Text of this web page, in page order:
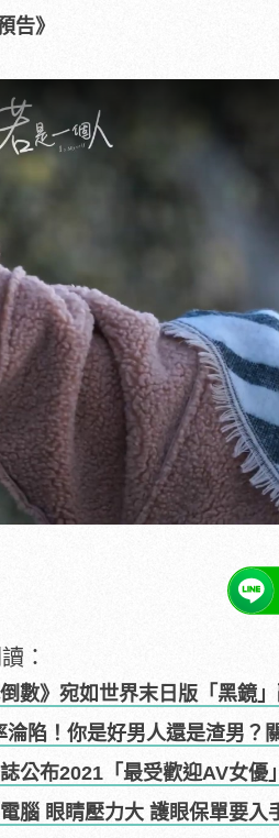
告》
：
倒數》宛如世界末日版「黑鏡
淪陷！你是好男人還是渣男？
公布2021「最受歡迎AV女優
腦 眼睛壓力大 護眼保單要入